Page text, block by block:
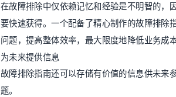
在故障排除中仅依赖记忆和经验是不明智的，
要快速获得。一个配备了精心制作的故障排除
问题，提高整体效率，最大限度地降低业务成
为未来提供信息
故障排除指南还可以存储有价值的信息供未来
题。